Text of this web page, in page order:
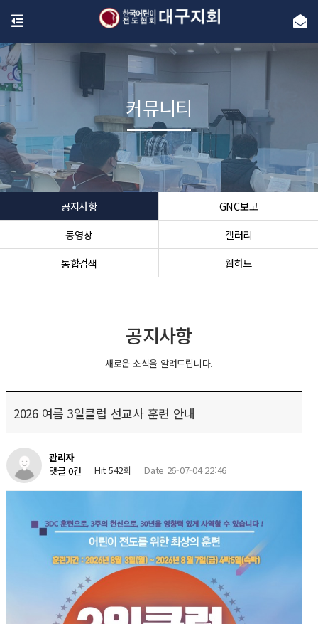
공지사항
GNC보고
동영상
갤러리
통합검색
웹하드
커뮤니티
공지사항
새로운 소식을 알려드립니다.
2026 여름 3일클럽 선교사 훈련 안내
관리자
댓글 0건
Hit 542회 Date 26-07-04 22:46